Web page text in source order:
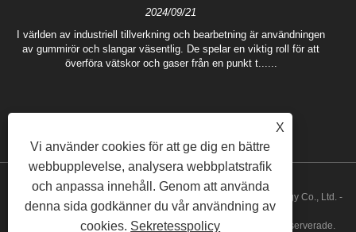
X
Vi använder cookies för att ge dig en bättre
webbupplevelse, analysera webbplatstrafik
och anpassa innehåll. Genom att använda
denna sida godkänner du vår användning av
cookies. Sekretesspolicy
2024/09/21
I världen av industriell tillverkning och bearbetning är användningen
av gummirör och slangar väsentlig. De spelar en viktig roll för att
överföra vätskor och gaser från en punkt t......
Copyright © 2022 Hebei Fushuo Metal Rubber Plastic Technology Co., Ltd. -
Gummitör, mjuk anslutning, rörkompensator - Alla rättigheter reserverade.